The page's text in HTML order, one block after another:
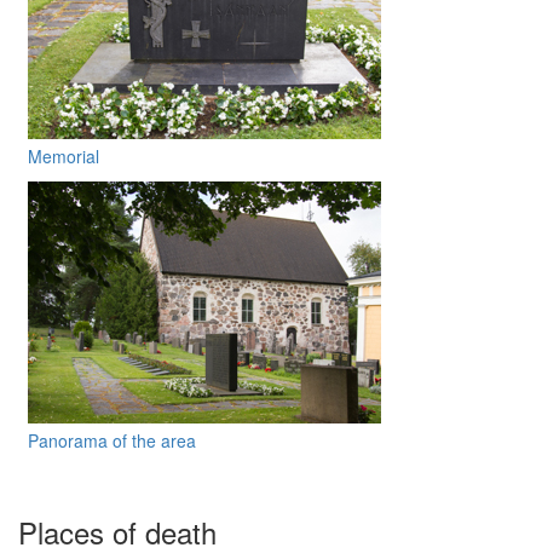
Memorial
Panorama of the area
Places of death